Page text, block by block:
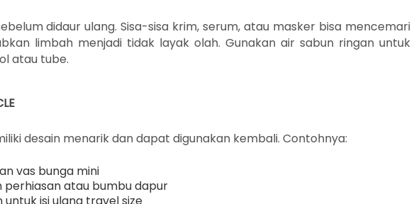
didaur ulang. Sisa-sisa krim, serum, atau masker bisa mencemari
limbah menjadi tidak layak olah. Gunakan air sabun ringan untuk
atau tube.
desain menarik dan dapat digunakan kembali. Contohnya:
vas bunga mini
perhiasan atau bumbu dapur